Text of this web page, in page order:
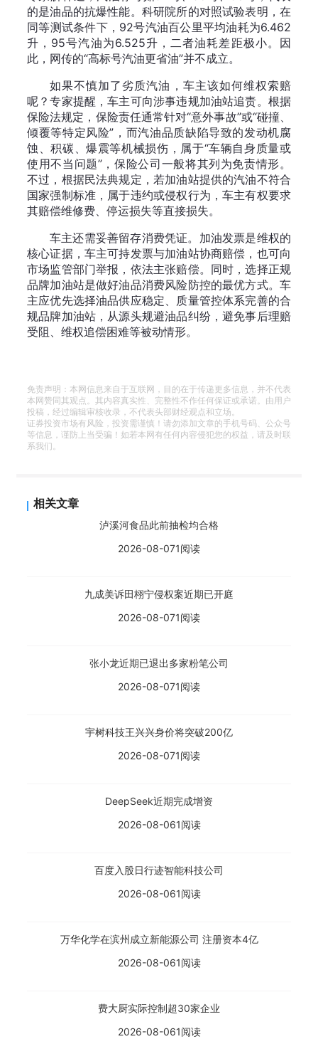
的是油品的抗爆性能。科研院所的对照试验表明，在
同等测试条件下，92号汽油百公里平均油耗为6.462
升，95号汽油为6.525升，二者油耗差距极小。因
此，网传的“高标号汽油更省油”并不成立。
如果不慎加了劣质汽油，车主该如何维权索赔
呢？专家提醒，车主可向涉事违规加油站追责。根据
保险法规定，保险责任通常针对“意外事故”或“碰撞、
倾覆等特定风险”，而汽油品质缺陷导致的发动机腐
蚀、积碳、爆震等机械损伤，属于“车辆自身质量或
使用不当问题”，保险公司一般将其列为免责情形。
不过，根据民法典规定，若加油站提供的汽油不符合
国家强制标准，属于违约或侵权行为，车主有权要求
其赔偿维修费、停运损失等直接损失。
车主还需妥善留存消费凭证。加油发票是维权的
核心证据，车主可持发票与加油站协商赔偿，也可向
市场监管部门举报，依法主张赔偿。同时，选择正规
品牌加油站是做好油品消费风险防控的最优方式。车
主应优先选择油品供应稳定、质量管控体系完善的合
规品牌加油站，从源头规避油品纠纷，避免事后理赔
受阻、维权追偿困难等被动情形。
免责声明：本网信息来自于互联网，目的在于传递更多信息，并不代表
本网赞同其观点。其内容真实性、完整性不作任何保证或承诺。由用户
投稿，经过编辑审核收录，不代表头部财经观点和立场。
证券投资市场有风险，投资需谨慎！请勿添加文章的手机号码、公众号
等信息，谨防上当受骗！如若本网有任何内容侵犯您的权益，请及时联
系我们。
相关文章
泸溪河食品此前抽检均合格
2026-08-071阅读
九成美诉田栩宁侵权案近期已开庭
2026-08-071阅读
张小龙近期已退出多家粉笔公司
2026-08-071阅读
宇树科技王兴兴身价将突破200亿
2026-08-071阅读
DeepSeek近期完成增资
2026-08-061阅读
百度入股日行迹智能科技公司
2026-08-061阅读
万华化学在滨州成立新能源公司 注册资本4亿
2026-08-061阅读
费大厨实际控制超30家企业
2026-08-061阅读